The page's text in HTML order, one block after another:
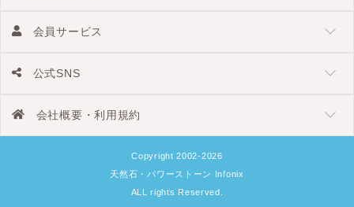
会員サービス
公式SNS
会社概要・利用規約
Copyright 2002-2026
天然石・パワーストーン Infonix
ALL rights Reserved.